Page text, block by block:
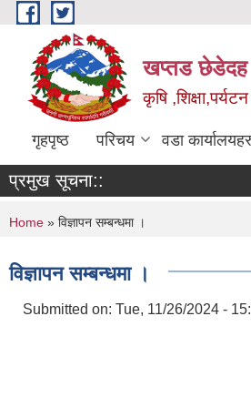
Skip to main content
खप्तड छेडेदह
कृषि
गृहपृष्ठ परिचय वडा
प्रमुख सूचना::
You are here
Home » विज्ञापन सम्बन्धमा ।
विज्ञापन सम्बन्धमा ।
Submitted on: Tue, 11/26/2024 -